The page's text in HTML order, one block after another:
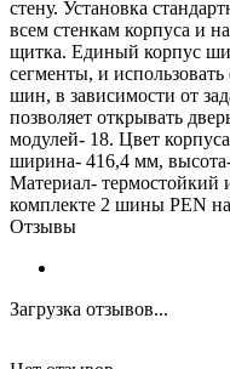
стену. Установка
всем стенкам корпуса и
щитка. Единый корпус
сегменты, и
шин, в зависимости от
позволяет открывать
модулей- 18. Цвет
ширина- 416,4 мм,
Материал- термостойкий
комплекте 2 шины PEN
Отзывы
Загрузка отзывов...